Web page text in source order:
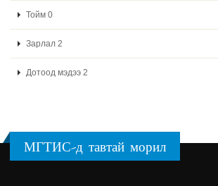
Тойм 0
Зарлал 2
Дотоод мэдээ 2
МГТИС-д тавтай морил